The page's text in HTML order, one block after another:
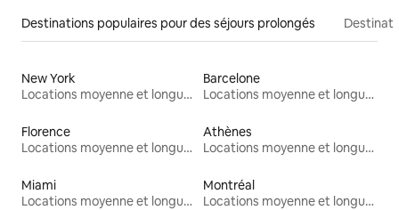
Destinations populaires pour des séjours prolongés
New York
Locations moyenne et longue durée
Barcelone
Locations moyenne et longue durée
Florence
Locations moyenne et longue durée
Athènes
Locations moyenne et longue durée
Miami
Locations moyenne et longue durée
Montréal
Locations moyenne et longue durée